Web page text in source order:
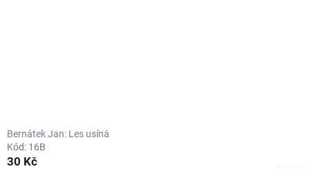
Bernátek Jan: Les usíná
Kód: 16B
30 Kč